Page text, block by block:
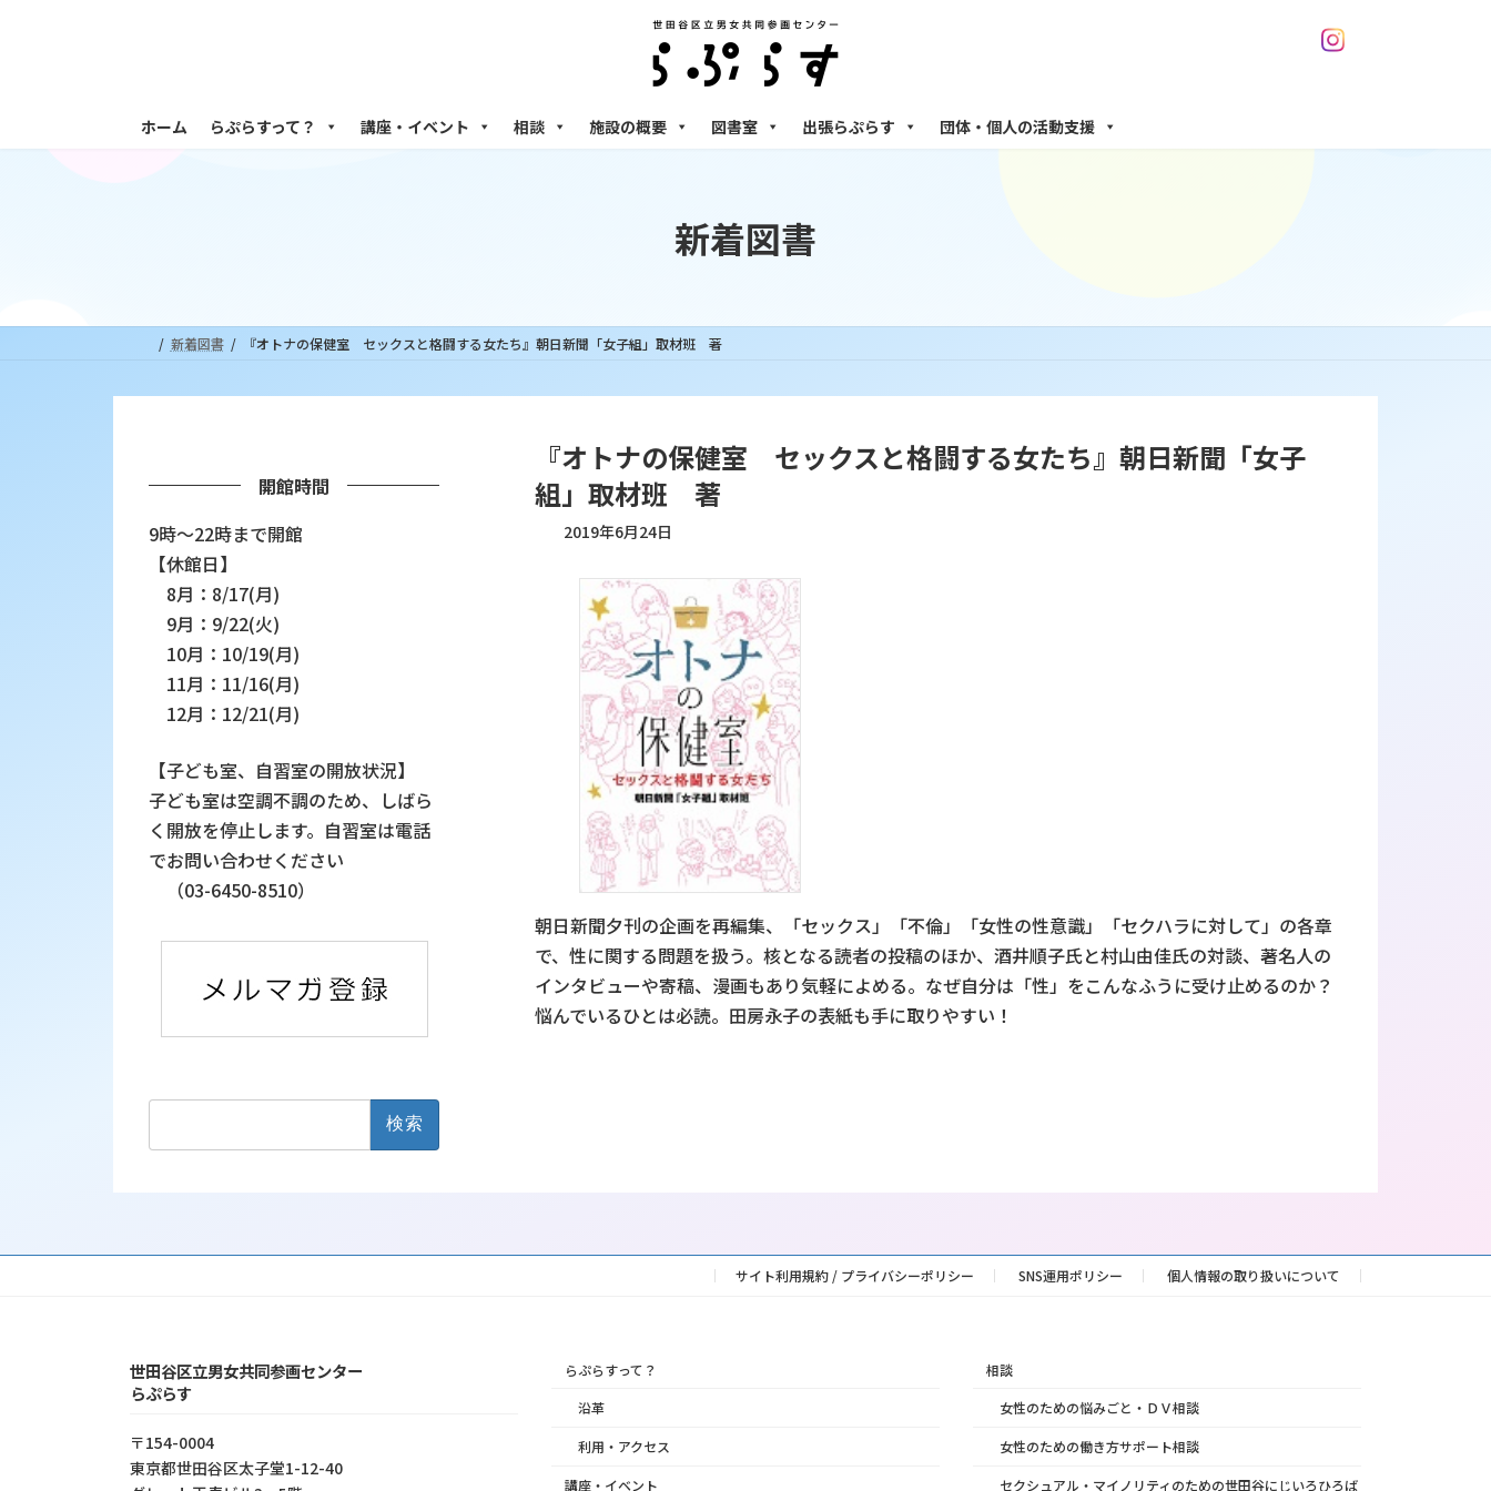
へ
ョ
ホーム らぷらすって？ 講座・イベント 相談 施設の概要 図書室 出張らぷらす 団体・個人の活動支援
新着図書
新着図書 『オトナの保健室 セックスと格闘する女たち』朝日新聞「女子組」取材班 著
『オトナの保健室 セックスと格闘する女たち』朝日新聞「女子
組」取材班 著
2019年6月24日
朝日新聞夕刊の企画を再編集、「セックス」「不倫」「女性の性意識」「セクハラに対して」の各章
で、性に関する問題を扱う。核となる読者の投稿のほか、酒井順子氏と村山由佳氏の対談、著名人の
インタビューや寄稿、漫画もあり気軽によめる。なぜ自分は「性」をこんなふうに受け止めるのか？
悩んでいるひとは必読。田房永子の表紙も手に取りやすい！
開館時間
9時～22時まで開館
【休館日】
8月：8/17(月)
9月：9/22(火)
10月：10/19(月)
11月：11/16(月)
12月：12/21(月)
【子ども室、自習室の開放状況】
子ども室は空調不調のため、しばら
く開放を停止します。自習室は電話
でお問い合わせください
（03-6450-8510）
サイト利用規約 / プライバシーポリシー SNS運用ポリシー 個人情報の取り扱いについて
世田谷区立男女共同参画センター
らぷらす
〒154-0004
東京都世⽥⾕区太⼦堂1-12-40
らぷらすって？
沿革
利用・アクセス
講座・イベント
相談
女性のための悩みごと・ＤＶ相談
女性のための働き方サポート相談
セクシュアル・マイノリティのための世田谷にじいろひろば